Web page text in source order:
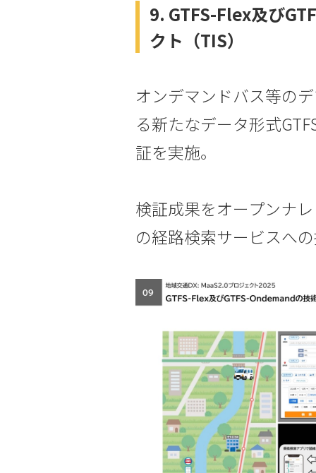
9. GTFS-Flex及び
クト（TIS）
オンデマンドバス等の
る新たなデータ形式
証を実施。
検証成果をオープンナ
の経路検索サービスへ